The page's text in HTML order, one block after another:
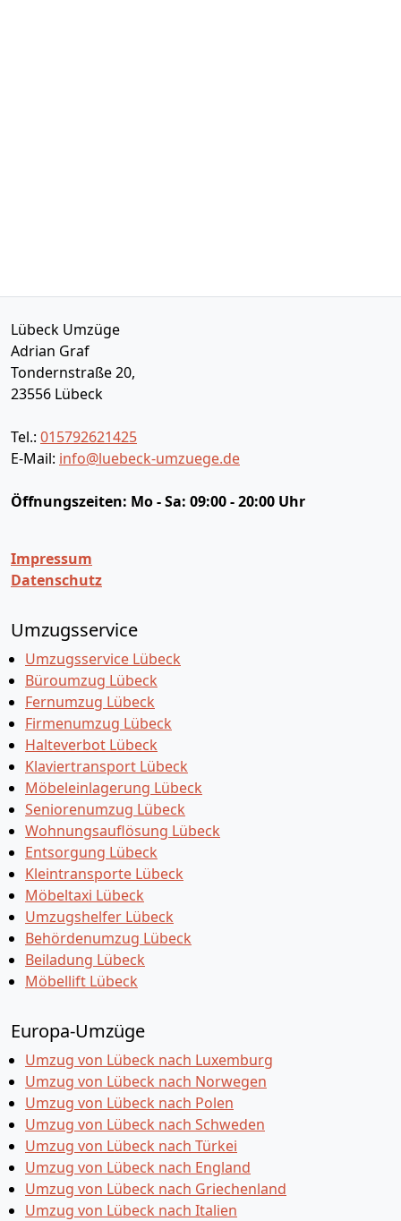
Lübeck Umzüge
Adrian Graf
Tondernstraße 20,
23556 Lübeck
Tel.: 015792621425
E-Mail: info@luebeck-umzuege.de
Öffnungszeiten: Mo - Sa: 09:00 - 20:00 Uhr
Impressum
Datenschutz
Umzugsservice
Umzugsservice Lübeck
Büroumzug Lübeck
Fernumzug Lübeck
Firmenumzug Lübeck
Halteverbot Lübeck
Klaviertransport Lübeck
Möbeleinlagerung Lübeck
Seniorenumzug Lübeck
Wohnungsauflösung Lübeck
Entsorgung Lübeck
Kleintransporte Lübeck
Möbeltaxi Lübeck
Umzugshelfer Lübeck
Behördenumzug Lübeck
Beiladung Lübeck
Möbellift Lübeck
Europa-Umzüge
Umzug von Lübeck nach Luxemburg
Umzug von Lübeck nach Norwegen
Umzug von Lübeck nach Polen
Umzug von Lübeck nach Schweden
Umzug von Lübeck nach Türkei
Umzug von Lübeck nach England
Umzug von Lübeck nach Griechenland
Umzug von Lübeck nach Italien